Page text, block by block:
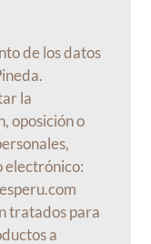
de los datos
la
oposición o
electrónico:
tratados para
a